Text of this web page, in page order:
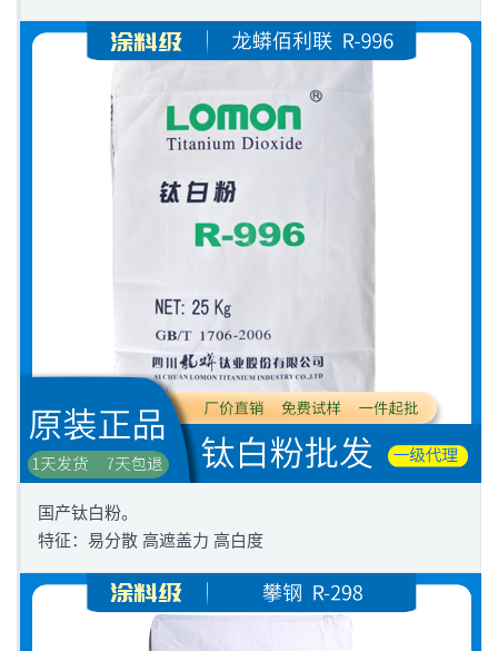
国产钛白粉。
特征：易分散 高遮盖力 高白度